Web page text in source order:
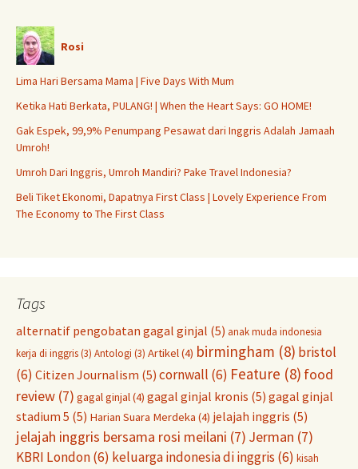
Rosi
Lima Hari Bersama Mama | Five Days With Mum
Ketika Hati Berkata, PULANG! | When the Heart Says: GO HOME!
Gak Espek, 99,9% Penumpang Pesawat dari Inggris Adalah Jamaah
Umroh!
Umroh Dari Inggris, Umroh Mandiri? Pake Travel Indonesia?
Beli Tiket Ekonomi, Dapatnya First Class | Lovely Experience From
The Economy to The First Class
Tags
alternatif pengobatan gagal ginjal (5) anak muda indonesia
kerja di inggris(3) Antologi (3) Artikel(4) birmingham (8) bristol
(6) Citizen Journalism (5) cornwall (6) Feature (8) food
review (7) gagal ginjal(4) gagal ginjal kronis (5) gagal ginjal
stadium 5 (5) Harian Suara Merdeka (4) jelajah inggris (5)
jelajah inggris bersama rosi meilani (7) Jerman (7)
KBRI London(6) keluarga indonesia di inggris(6) kisah